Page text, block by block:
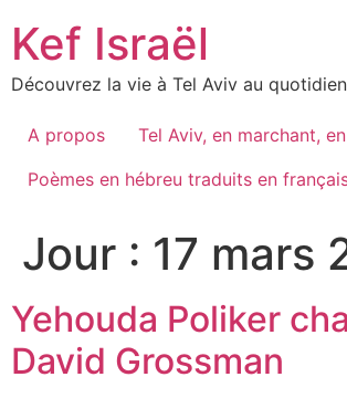
content
Kef Israël
Découvrez la vie à Tel Aviv au quotidien
A propos
Tel Aviv, en marchant,
Poèmes en hébreu traduits en
Jour : 17 mars
Yehouda Poliker
David Grossman